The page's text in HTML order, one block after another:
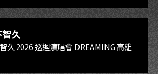
久
久 2026 巡迴演唱會 DREAMING 高雄